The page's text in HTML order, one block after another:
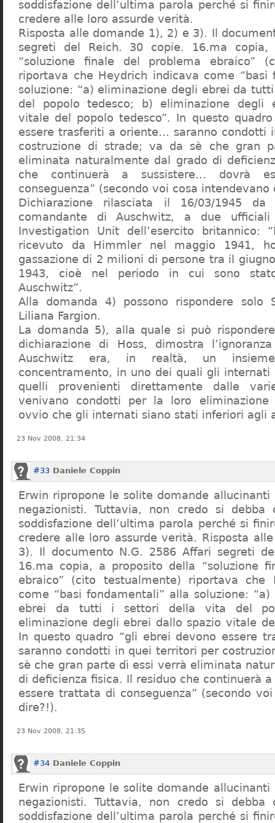
soddisfazione dell’ultima parola perché si
credere alle loro assurde verità.
Risposta alle domande 1), 2) e 3). Il
segreti del Reich. 30 copie. 16.ma copia,
“soluzione finale del problema ebraico”
riportava che Heydrich indicava come “basi
soluzione: “a) eliminazione degli ebrei da
del popolo tedesco; b) eliminazione degli
vitale del popolo tedesco”. In questo
essere trasferiti a oriente… saranno condotti
costruzione di strade; va da sè che gran
eliminata naturalmente dal grado di
che continuerà a sussistere… dovrà
conseguenza” (secondo voi cosa intendevano
Dichiarazione rilasciata il 16/03/1945
comandante di Auschwitz, a due
Investigation Unit dell’esercito britannico:
ricevuto da Himmler nel maggio 1941,
gassazione di 2 milioni di persone tra il
1943, cioè nel periodo in cui sono
Auschwitz”.
Alla domanda 4) possono rispondere solo
Liliana Fargion.
La domanda 5), alla quale si può
dichiarazione di Hoss, dimostra
Auschwitz era, in realtà, un
concentramento, in uno dei quali gli
quelli provenienti direttamente dalle
venivano condotti per la loro eliminazione
ovvio che gli internati siano stati inferiori agli
23 Nov 2008, 21:34
#33 Daniele Coppin
Erwin ripropone le solite domande
negazionisti. Tuttavia, non credo si debba
soddisfazione dell’ultima parola perché si
credere alle loro assurde verità. Risposta
3). Il documento N.G. 2586 Affari segreti
16.ma copia, a proposito della “soluzione
ebraico” (cito testualmente) riportava che
come “basi fondamentali” alla soluzione:
ebrei da tutti i settori della vita del
eliminazione degli ebrei dallo spazio vitale
In questo quadro “gli ebrei devono essere
saranno condotti in quei territori per
sè che gran parte di essi verrà eliminata
di deficienza fisica. Il residuo che continuerà
essere trattata di conseguenza” (secondo
dire?!).
23 Nov 2008, 21:35
#34 Daniele Coppin
Erwin ripropone le solite domande
negazionisti. Tuttavia, non credo si debba
soddisfazione dell’ultima parola perché si